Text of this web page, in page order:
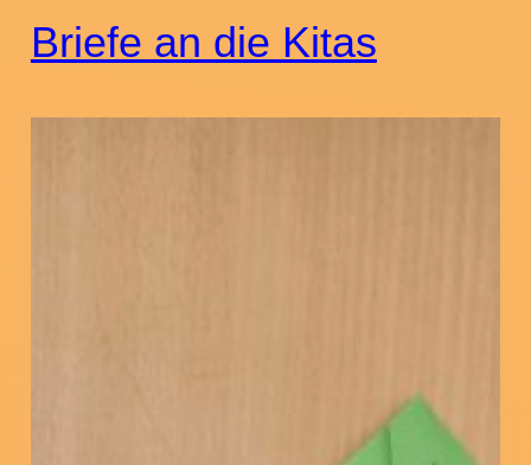
Briefe an die Kitas